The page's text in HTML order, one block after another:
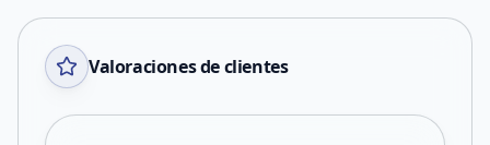
Valoraciones de clientes